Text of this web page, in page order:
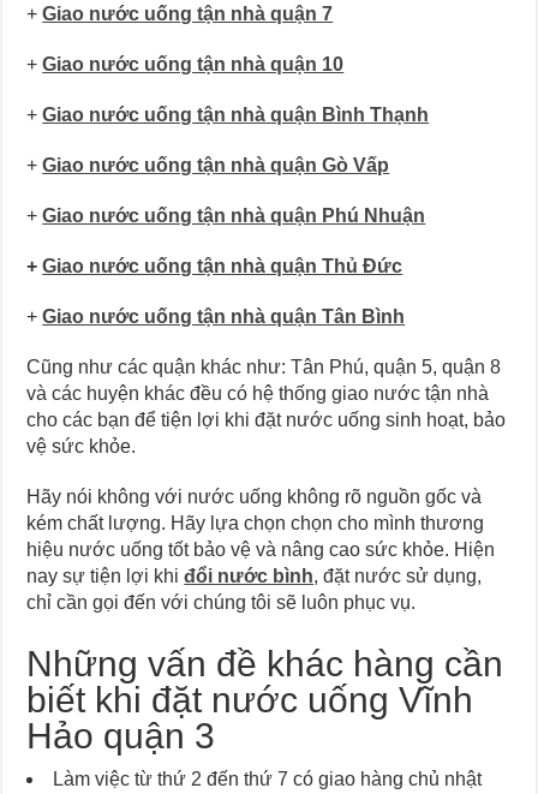
+Giao nước uống tận nhà quận 7
+Giao nước uống tận nhà quận 10
+Giao nước uống tận nhà quận Bình Thạnh
+Giao nước uống tận nhà quận Gò Vấp
+Giao nước uống tận nhà quận Phú Nhuận
+Giao nước uống tận nhà quận Thủ Đức
+Giao nước uống tận nhà quận Tân Bình
Cũng như các quận khác như: Tân Phú, quận 5, quận 8
và các huyện khác đều có hệ thống giao nước tận nhà
cho các bạn để tiện lợi khi đặt nước uống sinh hoạt, bảo
vệ sức khỏe.
Hãy nói không với nước uống không rõ nguồn gốc và
kém chất lượng. Hãy lựa chọn chọn cho mình thương
hiệu nước uống tốt bảo vệ và nâng cao sức khỏe. Hiện
nay sự tiện lợi khiđổi nước bình, đặt nước sử dụng,
chỉ cần gọi đến với chúng tôi sẽ luôn phục vụ.
Những vấn đề khác hàng cần
biết khi đặt nước uống Vĩnh
Hảo quận 3
Làm việc từ thứ 2 đến thứ 7 có giao hàng chủ nhật